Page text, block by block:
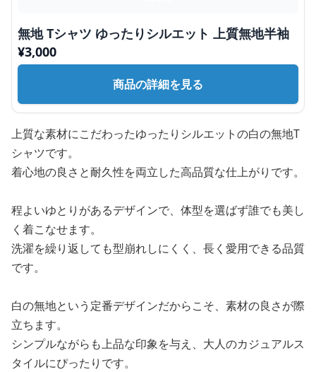
無地 Tシャツ ゆったりシルエット 上質無地半袖
¥3,000
商品の詳細を見る
上質な素材にこだわったゆったりシルエットの白の無地T
シャツです。
着心地の良さと耐久性を両立した高品質な仕上がりです。
程よいゆとりがあるデザインで、体型を選ばず誰でも美し
く着こなせます。
洗濯を繰り返しても型崩れしにくく、長く愛用できる品質
です。
白の無地という定番デザインだからこそ、素材の良さが際
立ちます。
シンプルながらも上品な印象を与え、大人のカジュアルス
タイルにぴったりです。